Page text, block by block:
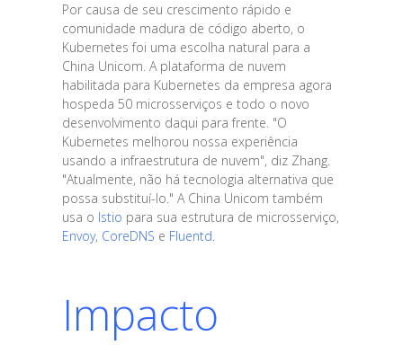
Por causa de seu crescimento rápido e
comunidade madura de código aberto, o
Kubernetes foi uma escolha natural para a
China Unicom. A plataforma de nuvem
habilitada para Kubernetes da empresa agora
hospeda 50 microsserviços e todo o novo
desenvolvimento daqui para frente. "O
Kubernetes melhorou nossa experiência
usando a infraestrutura de nuvem", diz Zhang.
"Atualmente, não há tecnologia alternativa que
possa substituí-lo." A China Unicom também
usa o Istio para sua estrutura de microsserviço,
Envoy, CoreDNS e Fluentd.
Impacto